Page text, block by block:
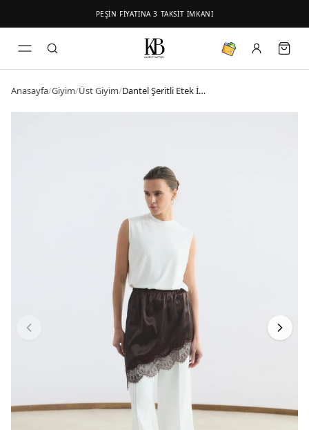
PEŞİN FİYATINA 3 TAKSİT İMKANI
Anasayfa/Giyim/Üst Giyim/ Dantel Şeritli Etek İçlik Kahverengi